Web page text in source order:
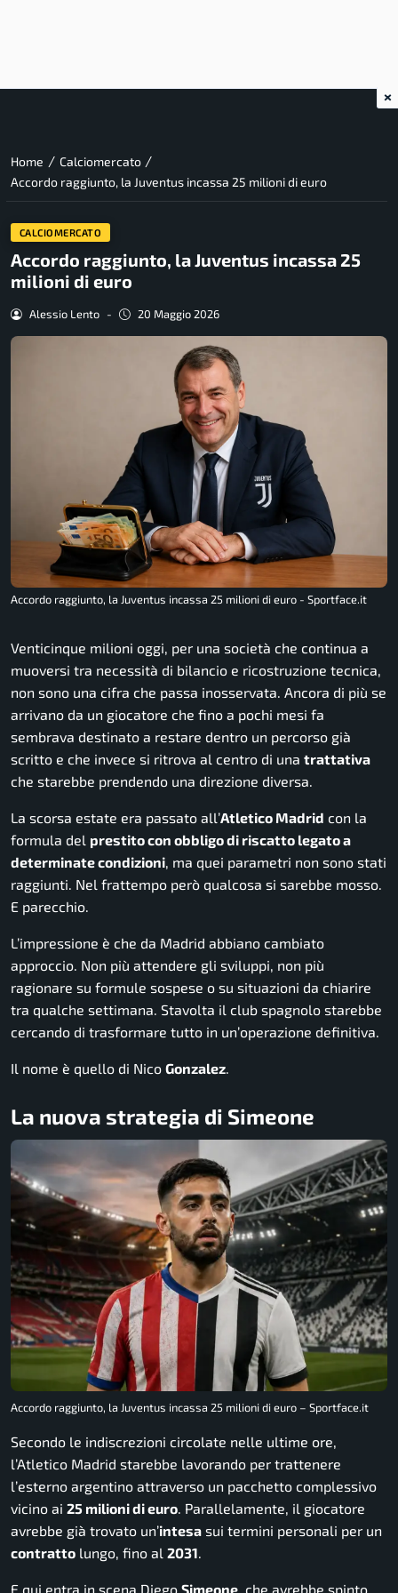
Home / Calciomercato /
Accordo raggiunto, la Juventus incassa 25 milioni di euro
CALCIOMERCATO
Accordo raggiunto, la Juventus incassa 25
milioni di euro
Alessio Lento - 20 Maggio 2026
Accordo raggiunto, la Juventus incassa 25 milioni di euro - Sportface.it
Venticinque milioni oggi, per una società che continua a
muoversi tra necessità di bilancio e ricostruzione tecnica,
non sono una cifra che passa inosservata. Ancora di più se
arrivano da un giocatore che fino a pochi mesi fa
sembrava destinato a restare dentro un percorso già
scritto e che invece si ritrova al centro di una trattativa
che starebbe prendendo una direzione diversa.
La scorsa estate era passato all’Atletico Madrid con la
formula del prestito con obbligo di riscatto legato a
determinate condizioni, ma quei parametri non sono stati
raggiunti. Nel frattempo però qualcosa si sarebbe mosso.
E parecchio.
L’impressione è che da Madrid abbiano cambiato
approccio. Non più attendere gli sviluppi, non più
ragionare su formule sospese o su situazioni da chiarire
tra qualche settimana. Stavolta il club spagnolo starebbe
cercando di trasformare tutto in un’operazione definitiva.
Il nome è quello di Nico Gonzalez.
La nuova strategia di Simeone
Accordo raggiunto, la Juventus incassa 25 milioni di euro – Sportface.it
Secondo le indiscrezioni circolate nelle ultime ore,
l’Atletico Madrid starebbe lavorando per trattenere
l’esterno argentino attraverso un pacchetto complessivo
vicino ai 25 milioni di euro. Parallelamente, il giocatore
avrebbe già trovato un’intesa sui termini personali per un
contratto lungo, fino al 2031.
E qui entra in scena Diego Simeone , che avrebbe spinto
×